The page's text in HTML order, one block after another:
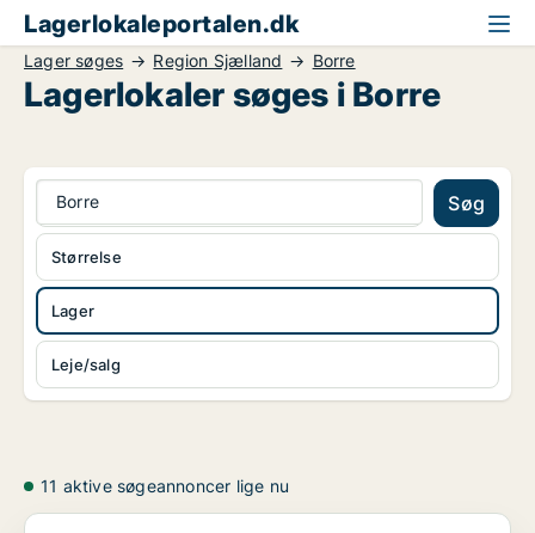
Lagerlokaleportalen.dk
Lager søges Region Sjælland Borre
Lagerlokaler søges i Borre
Borre Søg
Lager
Leje/salg
Størrelse
11 aktive søgeannoncer lige nu